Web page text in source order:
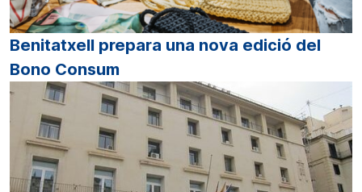
Benitatxell prepara una nova edició del
Bono Consum